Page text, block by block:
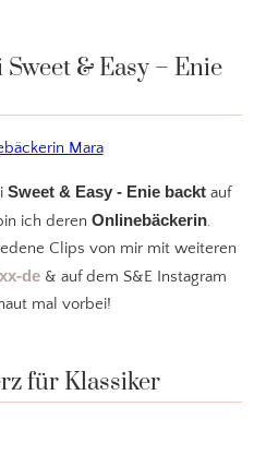
& Easy – Enie
Sweet & Easy - Enie backtauf
ich deren Onlinebäckerin.
Clips von mir mit weiteren
de & auf dem S&E Instagram
mal vorbei!
für Klassiker